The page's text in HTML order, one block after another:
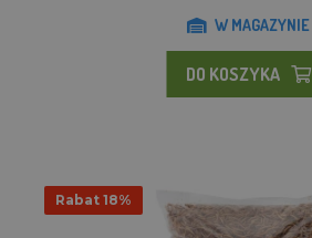
W MAGAZYNIE
DO KOSZYKA
Rabat 18%